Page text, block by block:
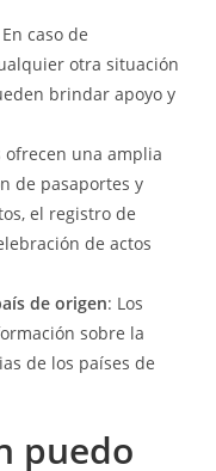
caso de
otra situación
brindar apoyo y
ofrecen una amplia
de pasaportes y
el registro de
de actos
de origen: Los
sobre la
de los países de
puedo